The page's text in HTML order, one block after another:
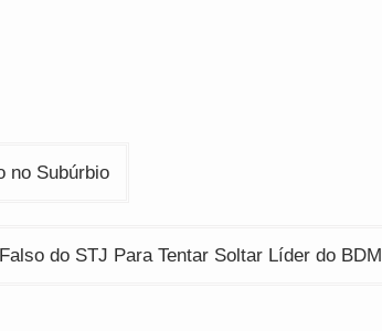
no Subúrbio
do STJ Para Tentar Soltar Líder do BDM